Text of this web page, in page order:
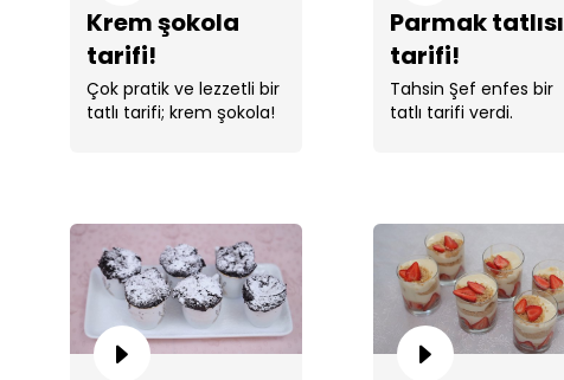
Krem şokola
tarifi!
Çok pratik ve lezzetli bir
tatlı tarifi; krem şokola!
Parmak tatlısı
tarifi!
Tahsin Şef enfes bir
tatlı tarifi verdi.